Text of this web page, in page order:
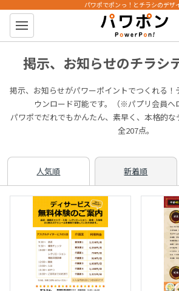
パワポン
パワポでポンっ！とチラシのデザ
掲示、お知らせのチラシ
掲示、お知らせがパワーポイントでつくれる！
ウンロード可能です。（※パプリ会員へ
パワポでだれでもかんたん、素早く、本格的な
全207点。
人気順 新着順